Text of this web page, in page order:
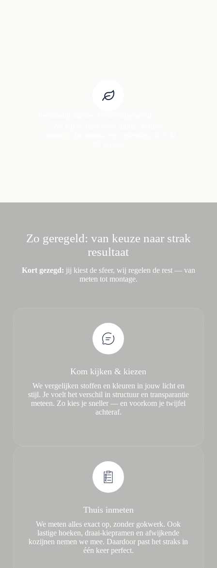
Zo geregeld: van keuze naar strak
resultaat
Kort gezegd: jij kiest de sfeer, wij regelen de rest — van
meten tot montage.
Kom kijken & kiezen
We vergelijken stoffen en kleuren in jouw licht en
stijl. Je voelt het verschil in structuur en transparantie
meteen. Zo kies je sneller — en voorkom je twijfel
achteraf.
Thuis inmeten
We meten alles exact op, zonder gokwerk. Ook
lastige hoeken, draai-kiepramen en afwijkende
kozijnen nemen we mee. Daardoor past het straks in
één keer perfect.